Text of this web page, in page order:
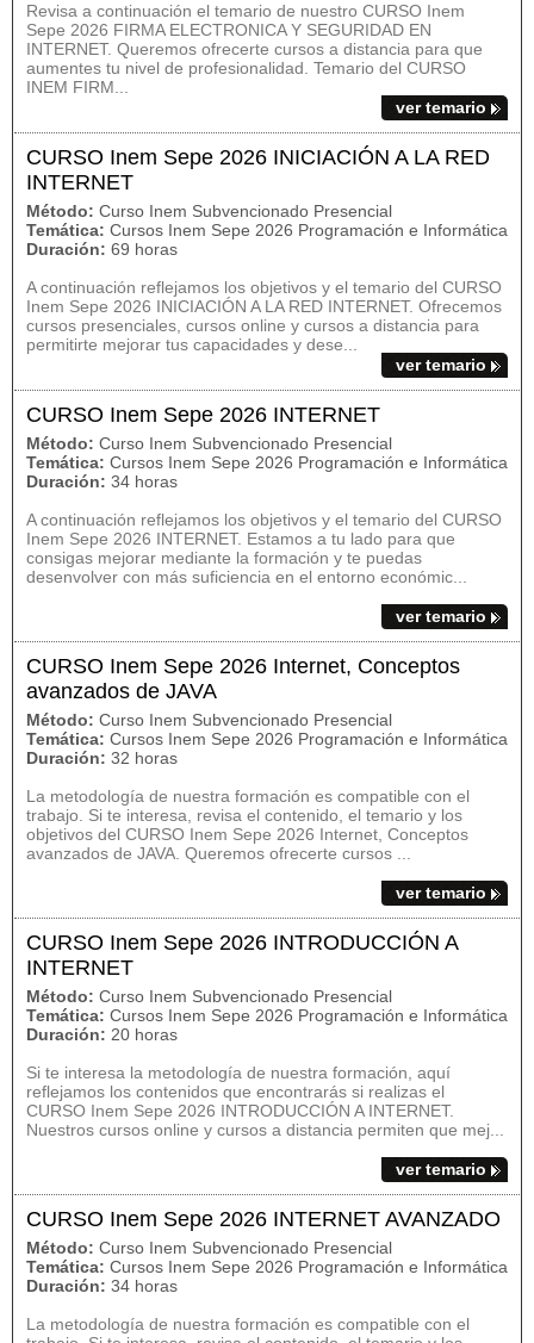
Revisa a continuación el temario de nuestro CURSO Inem
Sepe 2026 FIRMA ELECTRONICA Y SEGURIDAD EN
INTERNET. Queremos ofrecerte cursos a distancia para que
aumentes tu nivel de profesionalidad. Temario del CURSO
INEM FIRM...
ver temario
CURSO Inem Sepe 2026 INICIACIÓN A LA RED
INTERNET
Método: Curso Inem Subvencionado Presencial
Temática: Cursos Inem Sepe 2026 Programación e Informática
Duración: 69 horas
A continuación reflejamos los objetivos y el temario del CURSO
Inem Sepe 2026 INICIACIÓN A LA RED INTERNET. Ofrecemos
cursos presenciales, cursos online y cursos a distancia para
permitirte mejorar tus capacidades y dese...
ver temario
CURSO Inem Sepe 2026 INTERNET
Método: Curso Inem Subvencionado Presencial
Temática: Cursos Inem Sepe 2026 Programación e Informática
Duración: 34 horas
A continuación reflejamos los objetivos y el temario del CURSO
Inem Sepe 2026 INTERNET. Estamos a tu lado para que
consigas mejorar mediante la formación y te puedas
desenvolver con más suficiencia en el entorno económic...
ver temario
CURSO Inem Sepe 2026 Internet, Conceptos
avanzados de JAVA
Método: Curso Inem Subvencionado Presencial
Temática: Cursos Inem Sepe 2026 Programación e Informática
Duración: 32 horas
La metodología de nuestra formación es compatible con el
trabajo. Si te interesa, revisa el contenido, el temario y los
objetivos del CURSO Inem Sepe 2026 Internet, Conceptos
avanzados de JAVA. Queremos ofrecerte cursos ...
ver temario
CURSO Inem Sepe 2026 INTRODUCCIÓN A
INTERNET
Método: Curso Inem Subvencionado Presencial
Temática: Cursos Inem Sepe 2026 Programación e Informática
Duración: 20 horas
Si te interesa la metodología de nuestra formación, aquí
reflejamos los contenidos que encontrarás si realizas el
CURSO Inem Sepe 2026 INTRODUCCIÓN A INTERNET.
Nuestros cursos online y cursos a distancia permiten que mej...
ver temario
CURSO Inem Sepe 2026 INTERNET AVANZADO
Método: Curso Inem Subvencionado Presencial
Temática: Cursos Inem Sepe 2026 Programación e Informática
Duración: 34 horas
La metodología de nuestra formación es compatible con el